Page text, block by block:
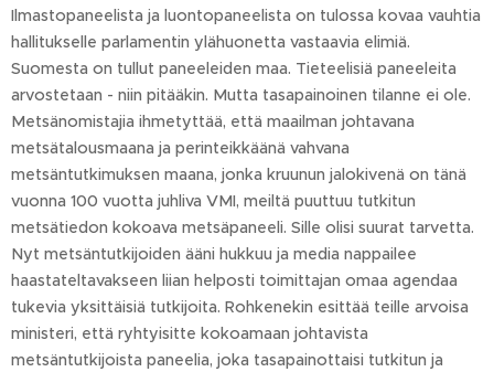
Ilmastopaneelista ja luontopaneelista on tulossa kovaa vauhtia
hallitukselle parlamentin ylähuonetta vastaavia elimiä.
Suomesta on tullut paneeleiden maa. Tieteelisiä paneeleita
arvostetaan - niin pitääkin. Mutta tasapainoinen tilanne ei ole.
Metsänomistajia ihmetyttää, että maailman johtavana
metsätalousmaana ja perinteikkäänä vahvana
metsäntutkimuksen maana, jonka kruunun jalokivenä on tänä
vuonna 100 vuotta juhliva VMI, meiltä puuttuu tutkitun
metsätiedon kokoava metsäpaneeli. Sille olisi suurat tarvetta.
Nyt metsäntutkijoiden ääni hukkuu ja media nappailee
haastateltavakseen liian helposti toimittajan omaa agendaa
tukevia yksittäisiä tutkijoita. Rohkenekin esittää teille arvoisa
ministeri, että ryhtyisitte kokoamaan johtavista
metsäntutkijoista paneelia, joka tasapainottaisi tutkitun ja